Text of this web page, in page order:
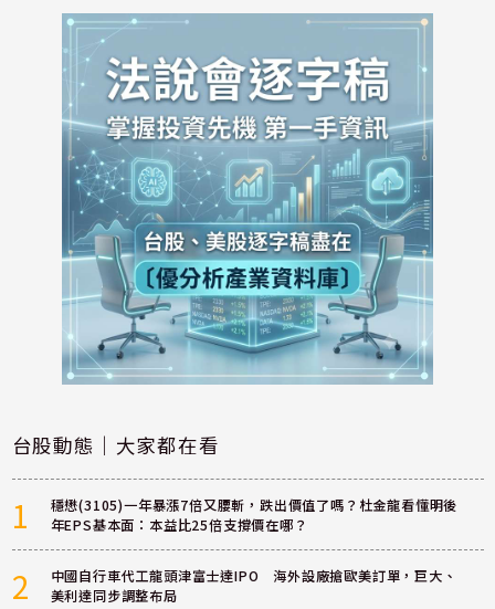
台股動態｜大家都在看
1
穩懋(3105)一年暴漲7倍又腰斬，跌出價值了嗎？杜金龍看懂明後
年EPS基本面：本益比25倍支撐價在哪？
2
中國自行車代工龍頭津富士達IPO 海外設廠搶歐美訂單，巨大、
美利達同步調整布局